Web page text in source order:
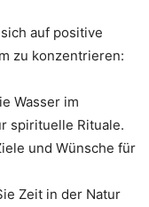
auf positive
zu konzentrieren:
Wasser im
spirituelle Rituale.
und Wünsche für
Zeit in der Natur